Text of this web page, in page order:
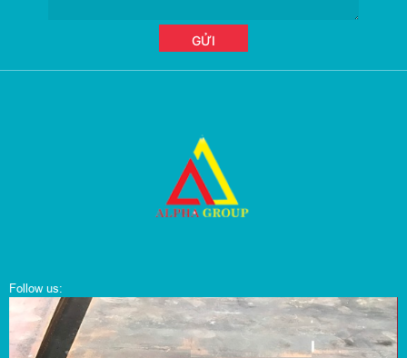
Follow us: